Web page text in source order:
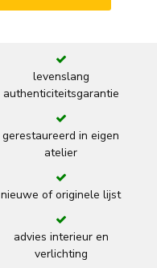
levenslang
authenticiteitsgarantie
gerestaureerd in eigen
atelier
nieuwe of originele lijst
advies interieur en
verlichting